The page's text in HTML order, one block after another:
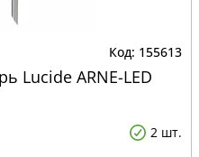
155613
Lucide ARNE-LED
2 шт.